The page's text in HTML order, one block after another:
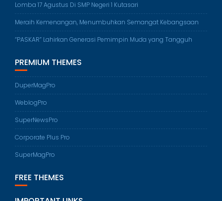
Lomba 17 Agustus Di SMP Negeri 1 Kutasari
Meraih Kemenangan, Menumbuhkan Semangat Kebangsaan
“PASKAR” Lahirkan Generasi Pemimpin Muda yang Tangguh
PREMIUM THEMES
DuperMagPro
WeblogPro
SuperNewsPro
Corporate Plus Pro
SuperMagPro
FREE THEMES